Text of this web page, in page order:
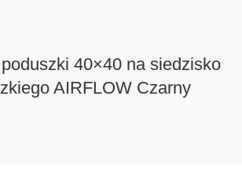
40×40 na siedzisko
AIRFLOW Czarny